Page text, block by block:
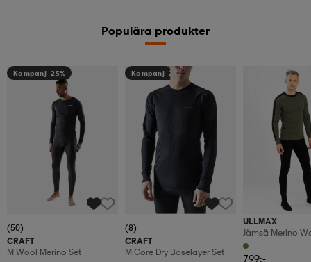
Populära produkter
Kampanj -25%
(50)
CRAFT
M Wool Merino Set
Kampanj -25%
(8)
CRAFT
M Core Dry Baselayer Set
ULLMAX
Jämsä Merino
799:-